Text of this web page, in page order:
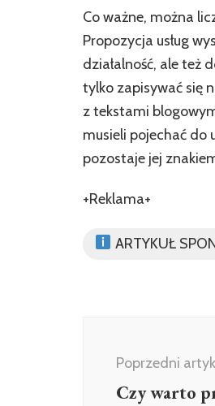
Co ważne, można
Propozycja usług
działalność, ale też
tylko zapisywać się
z tekstami
musieli pojechać do
pozostaje jej
+Reklama+
ARTYKUŁ
wpisuPoprzedni
Czy warto